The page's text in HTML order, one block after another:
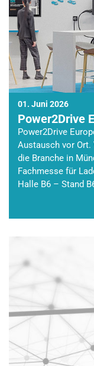
01. Juni 2026
Power2Drive
Power2Drive
Austausch vor
die Branche in
Fachmesse für
Halle B6 – Stand